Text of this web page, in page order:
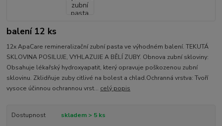
balení 12 ks
12x ApaCare remineralizační zubní pasta ve výhodném balení. TEKUTÁ
SKLOVINA POSILUJE, VYHLAZUJE A BĚLÍ ZUBY. Obnova zubní skloviny:
Obsahuje lékařský hydroxyapatit, který opravuje poškozenou zubní
sklovinu. Zklidňuje zuby citlivé na bolest a chlad.Ochranná vrstva: Tvoří
vysoce účinnou ochrannou vrst... celý popis
Dostupnost skladem > 5 ks